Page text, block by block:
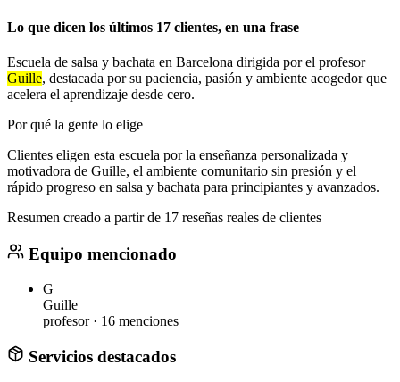
Lo que dicen los últimos 17 clientes, en una frase
Escuela de salsa y bachata en Barcelona dirigida por el profesor
Guille, destacada por su paciencia, pasión y ambiente acogedor que
acelera el aprendizaje desde cero.
Por qué la gente lo elige
Clientes eligen esta escuela por la enseñanza personalizada y
motivadora de Guille, el ambiente comunitario sin presión y el
rápido progreso en salsa y bachata para principiantes y avanzados.
Resumen creado a partir de 17 reseñas reales de clientes
Equipo mencionado
G
Guille
profesor · 16 menciones
Servicios destacados